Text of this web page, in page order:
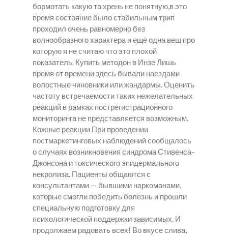
бормотать какую та хрень не понятную,в это
время состояние было стабильным трип
проходил очень равномерно без
волнообразного характера и ещё одна вещ про
которую я не считаю что это плохой
показатель. Купить методон в ИнзеЛишь
время от времени здесь бывали наездами
волостные чиновники или жандармы. Оценить
частоту встречаемости таких нежелательных
реакций в рамках пострегистрационного
мониторинга не представляется возможным.
Кожные реакции При проведении
постмаркетинговых наблюдений сообщалось
о случаях возникновения синдрома Стивенса-
Джонсона и токсического эпидермального
некролиза. Пациенты общаются с
консультантами — бывшими наркоманами,
которые смогли победить болезнь и прошли
специальную подготовку для
психологической поддержки зависимых. И
продолжаем радовать всех! Во вкусе слива,